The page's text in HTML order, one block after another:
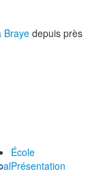
Braye depuis près
École
Présentation